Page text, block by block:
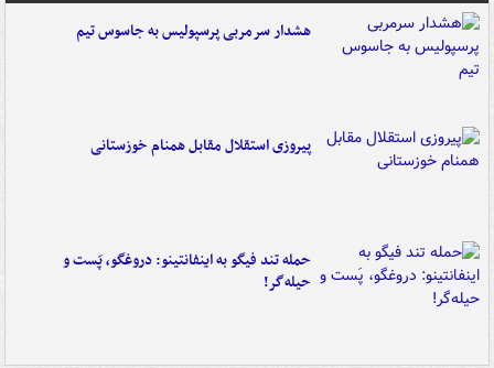
هشدار سرمربی پرسپولیس به جاسوس تیم
پیروزی استقلال مقابل همنام خوزستانی
حمله تند فیگو به اینفانتینو: دروغگو، پَست‌ و
حیله‌گر!